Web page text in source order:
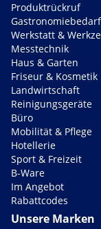
Produktrückruf
Gastronomiebedarf
Werkstatt &
Messtechnik
Haus & Garten
Friseur & Kosmetik
Landwirtschaft
Reinigungsgeräte
Büro
Mobilität & Pflege
Hotellerie
Sport & Freizeit
B-Ware
Im Angebot
Rabattcodes
Unsere Marken